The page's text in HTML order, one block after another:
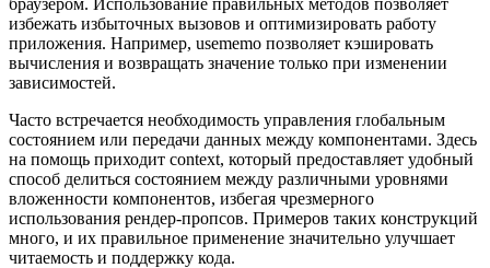
избежать избыточных вызовов и оптимизировать работу
приложения. Например, usememo позволяет кэшировать
вычисления и возвращать значение только при изменении
зависимостей.
Часто встречается необходимость управления глобальным
состоянием или передачи данных между компонентами. Здесь
на помощь приходит context, который предоставляет удобный
способ делиться состоянием между различными уровнями
вложенности компонентов, избегая чрезмерного
использования рендер-пропсов. Примеров таких конструкций
много, и их правильное применение значительно улучшает
читаемость и поддержку кода.